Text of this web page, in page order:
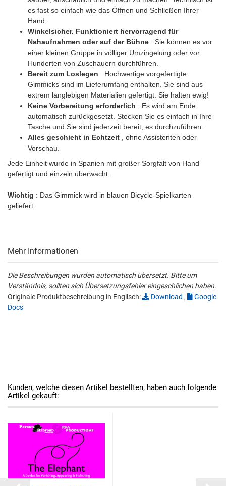
es fast so einfach wie das Öffnen und Schließen Ihrer
Hand.
Winkelsicher. Funktioniert hervorragend für
Nahaufnahmen oder auf der Bühne . Sie können es vor
einer kleinen Gruppe in völliger Umzingelung oder vor
Hunderten von Zuschauern durchführen.
Bereit zum Loslegen . Hochwertige vorgefertigte
Gimmicks sind im Lieferumfang enthalten. Sie sind aus
extrem langlebigen Materialien gefertigt. Sie halten ewig!
Keine Vorbereitung erforderlich . Es wird am Ende
automatisch zurückgesetzt. Stecken Sie es einfach in Ihre
Tasche und Sie sind jederzeit bereit, es durchzuführen.
Alles geschieht in Echtzeit , ohne Assistenten oder
Vorschau.
Jede Einheit wurde in Spanien mit großer Sorgfalt von Hand
gefertigt und einzeln überwacht.
Wichtig : Das Gimmick wird in blauen Bicycle-Spielkarten
geliefert.
Mehr Informationen
Die Beschreibungen wurden automatisch übersetzt. Bitte um
Verständnis, sollten sich Übersetzungsfehler eingeschlichen haben.
Originale Produktbeschreibung in Englisch:
Download ,
Google
Docs
Kunden, welche diesen Artikel bestellten, haben auch folgende
Artikel gekauft: